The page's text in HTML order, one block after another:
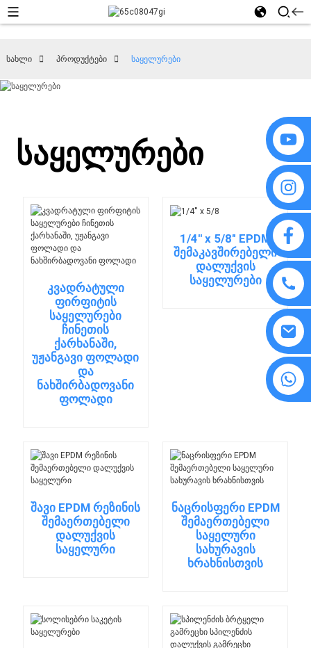
სახლი პროდუქტები საყელურები
საყელურები
კვადრატული
ფირფიტის
საყელურები
ჩინეთის
ქარხანაში,
უჟანგავი ფოლადი
და
ნახშირბადოვანი
ფოლადი
1/4'' x 5/8" EPDM
შემაკავშირებელი
დალუქვის
საყელურები
შავი EPDM რეზინის
შემაერთებელი
დალუქვის
საყელური
ნაცრისფერი EPDM
შემაერთებელი
საყელური
სახურავის
ხრახნისთვის